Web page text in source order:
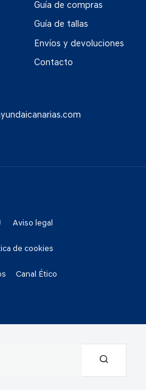
Guía de compras
Guía de tallas
Envíos y devoluciones
Contacto
Aviso legal
de cookies
Canal Ético